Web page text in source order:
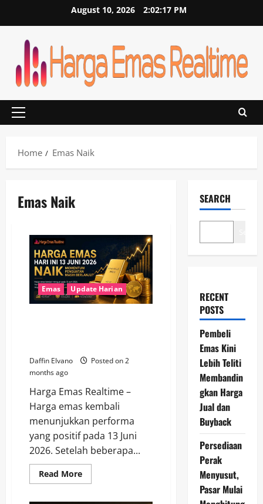
August 10, 2026 2:02:17 PM
Primary
Home
Emas Naik
Emas Naik
Emas Update Harian
Daffin Elvano
Posted on 2
months ago
Harga Emas Realtime –
Harga emas kembali
menunjukkan performa
yang positif pada 13 Juni
2026. Setelah beberapa...
Read MoreRead
more
SEARCH
RECENT
POSTS
Pembeli
Emas Kini
Lebih Teliti
Membandin
gkan Harga
Jual dan
Buyback
Persediaan
Perak
Menyusut,
Pasar Mulai